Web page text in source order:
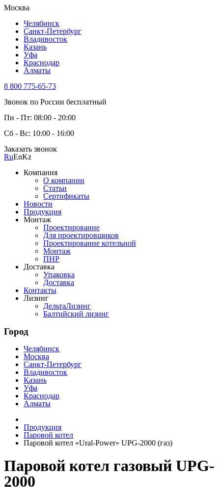
Москва
Челябинск
Санкт-Петербург
Владивосток
Казань
Уфа
Краснодар
Алматы
8 800 775-65-73
Звонок по России бесплатный
Пн - Пт: 08:00 - 20:00
Сб - Вс: 10:00 - 16:00
Заказать звонок
RuEnKz
Компания
О компании
Статьи
Сертификаты
Новости
Продукция
Монтаж
Проектирование
Для проектировщиков
Проектирование котельной
Монтаж
ПНР
Доставка
Упаковка
Доставка
Контакты
Лизинг
ДельтаЛизинг
Балтийский лизинг
Город
Челябинск
Москва
Санкт-Петербург
Владивосток
Казань
Уфа
Краснодар
Алматы
Продукция
Паровой котел
Паровой котел «Ural-Power» UPG-2000 (газ)
Паровой котел газовый UPG-
2000